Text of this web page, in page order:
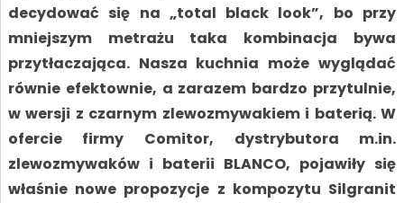
decydować się na „total black look”, bo przy
mniejszym metrażu taka kombinacja bywa
przytłaczająca. Nasza kuchnia może wyglądać
równie efektownie, a zarazem bardzo przytulnie,
w wersji z czarnym zlewozmywakiem i baterią. W
ofercie firmy Comitor, dystrybutora m.in.
zlewozmywaków i baterii BLANCO, pojawiły się
właśnie nowe propozycje z kompozytu Silgranit